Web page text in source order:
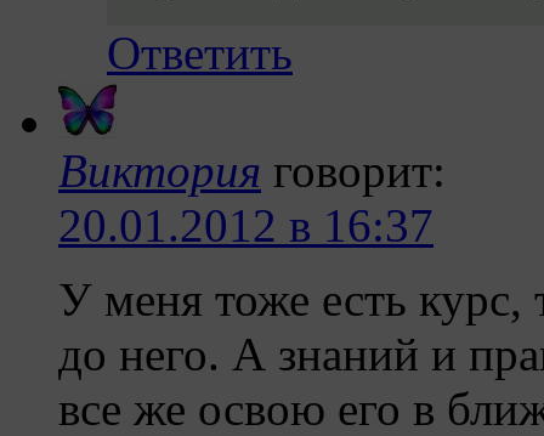
Ответить
Виктория говорит:
20.01.2012 в 16:37
У меня тоже есть курс,
до него. А знаний и
все же освою его в